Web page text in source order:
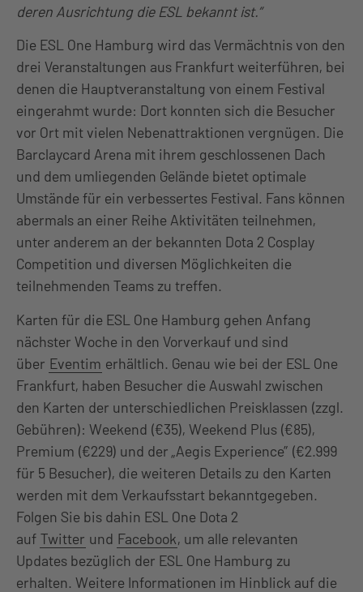
deren Ausrichtung die ESL bekannt ist.”
Die ESL One Hamburg wird das Vermächtnis von den
drei Veranstaltungen aus Frankfurt weiterführen, bei
denen die Hauptveranstaltung von einem Festival
eingerahmt wurde: Dort konnten sich die Besucher
vor Ort mit vielen Nebenattraktionen vergnügen. Die
Barclaycard Arena mit ihrem geschlossenen Dach
und dem umliegenden Gelände bietet optimale
Umstände für ein verbessertes Festival. Fans können
abermals an einer Reihe Aktivitäten teilnehmen,
unter anderem an der bekannten Dota 2 Cosplay
Competition und diversen Möglichkeiten die
teilnehmenden Teams zu treffen.
Karten für die ESL One Hamburg gehen Anfang
nächster Woche in den Vorverkauf und sind
über Eventim erhältlich. Genau wie bei der ESL One
Frankfurt, haben Besucher die Auswahl zwischen
den Karten der unterschiedlichen Preisklassen (zzgl.
Gebühren): Weekend (€35), Weekend Plus (€85),
Premium (€229) und der „Aegis Experience” (€2.999
für 5 Besucher), die weiteren Details zu den Karten
werden mit dem Verkaufsstart bekanntgegeben.
Folgen Sie bis dahin ESL One Dota 2
auf Twitter und Facebook, um alle relevanten
Updates bezüglich der ESL One Hamburg zu
erhalten. Weitere Informationen im Hinblick auf die